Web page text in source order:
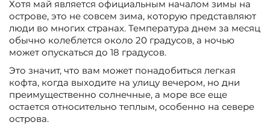
Хотя май является официальным началом зимы на
острове, это не совсем зима, которую представляют
люди во многих странах. Температура днем за месяц
обычно колеблется около 20 градусов, а ночью
может опускаться до 18 градусов.
Это значит, что вам может понадобиться легкая
кофта, когда выходите на улицу вечером, но дни
преимущественно солнечные, а море все еще
остается относительно теплым, особенно на севере
острова.